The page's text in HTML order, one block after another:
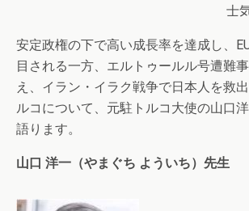
士
安定政権の下で高い成長率を達成し、
目される一方、エルトゥールル号遭難
え、イラン・イラク戦争で日本人を救
ルコについて、元駐トルコ大使の山口
語ります。
山口 洋一（やまぐち よういち）先生